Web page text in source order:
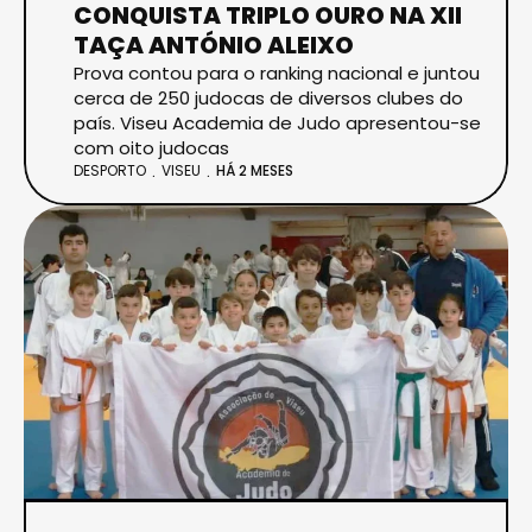
CONQUISTA TRIPLO OURO NA XII
TAÇA ANTÓNIO ALEIXO
Prova contou para o ranking nacional e juntou
cerca de 250 judocas de diversos clubes do
país. Viseu Academia de Judo apresentou-se
com oito judocas
DESPORTO VISEU HÁ 2 MESES